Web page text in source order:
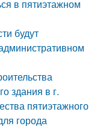
в пятиэтажном
будут
здания в г.
пятиэтажного
города